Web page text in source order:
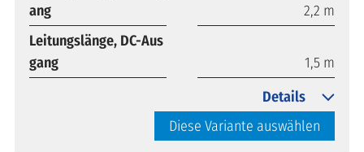
ang
2,2 m
Leitungslänge, DC-Aus
gang
1,5 m
Diese Variante auswählen
Details